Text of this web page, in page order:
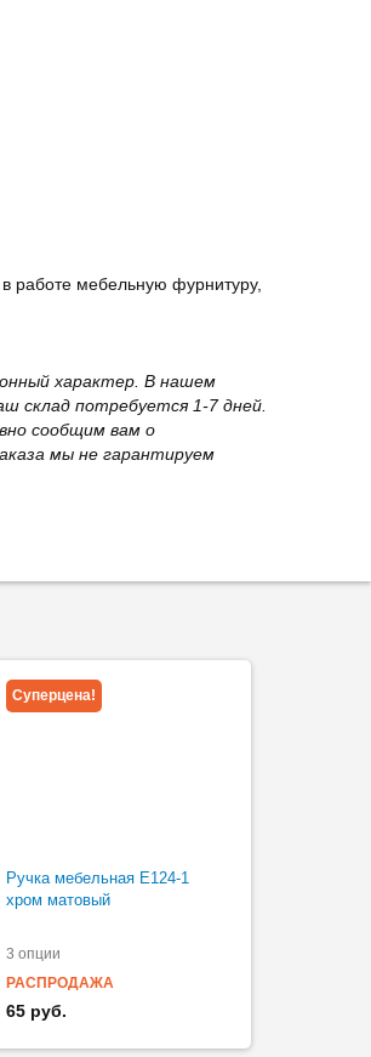
работе мебельную фурнитуру,
характер. В нашем
склад потребуется 1-7 дней.
сообщим вам о
мы не гарантируем
Суперцена!
Ручка мебельная Е124-1
хром матовый
3 опции
РАСПРОДАЖА
65 руб.